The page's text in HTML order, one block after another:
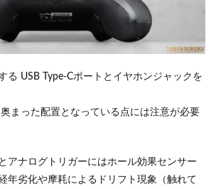
る USB Type-Cポートとイヤホンジャックを
まった配置となっている点には注意が必要
アナログトリガーにはホール効果センサー
年劣化や摩耗によるドリフト現象（触れて